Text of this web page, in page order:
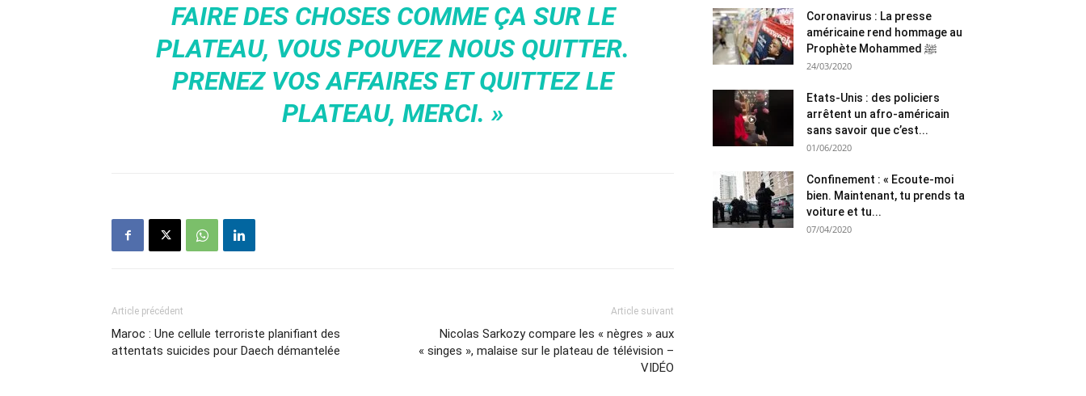
FAIRE DES CHOSES COMME ÇA SUR LE
PLATEAU, VOUS POUVEZ NOUS QUITTER.
PRENEZ VOS AFFAIRES ET QUITTEZ LE
PLATEAU, MERCI. »
Article précédent
Maroc : Une cellule terroriste planifiant des
attentats suicides pour Daech démantelée
Article suivant
Nicolas Sarkozy compare les « nègres » aux
« singes », malaise sur le plateau de télévision –
VIDÉO
Coronavirus : La presse
américaine rend hommage au
Prophète Mohammed ﷺ
24/03/2020
Etats-Unis : des policiers
arrêtent un afro-américain
sans savoir que c’est...
01/06/2020
Confinement : « Ecoute-moi
bien. Maintenant, tu prends ta
voiture et tu...
07/04/2020